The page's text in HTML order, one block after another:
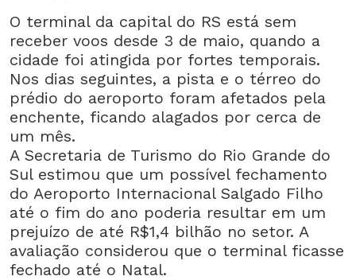
O terminal da capital do RS está sem
receber voos desde 3 de maio, quando a
cidade foi atingida por fortes temporais.
Nos dias seguintes, a pista e o térreo do
prédio do aeroporto foram afetados pela
enchente, ficando alagados por cerca de
um mês.
A Secretaria de Turismo do Rio Grande do
Sul estimou que um possível fechamento
do Aeroporto Internacional Salgado Filho
até o fim do ano poderia resultar em um
prejuízo de até R$1,4 bilhão no setor. A
avaliação considerou que o terminal ficasse
fechado até o Natal.